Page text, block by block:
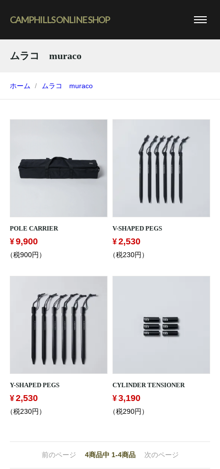
CAMPHILLS ONLINE SHOP
ムラコ muraco
ホーム ムラコ muraco
POLE CARRIER
9,900
（税900円）
V-SHAPED PEGS
2,530
（税230円）
Y-SHAPED PEGS
2,530
（税230円）
CYLINDER TENSIONER
3,190
（税290円）
前のページ 4商品中 1-4商品 次のページ